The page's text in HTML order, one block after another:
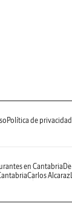
Política de privacidad
en Cantabria
Carlos Alcaraz